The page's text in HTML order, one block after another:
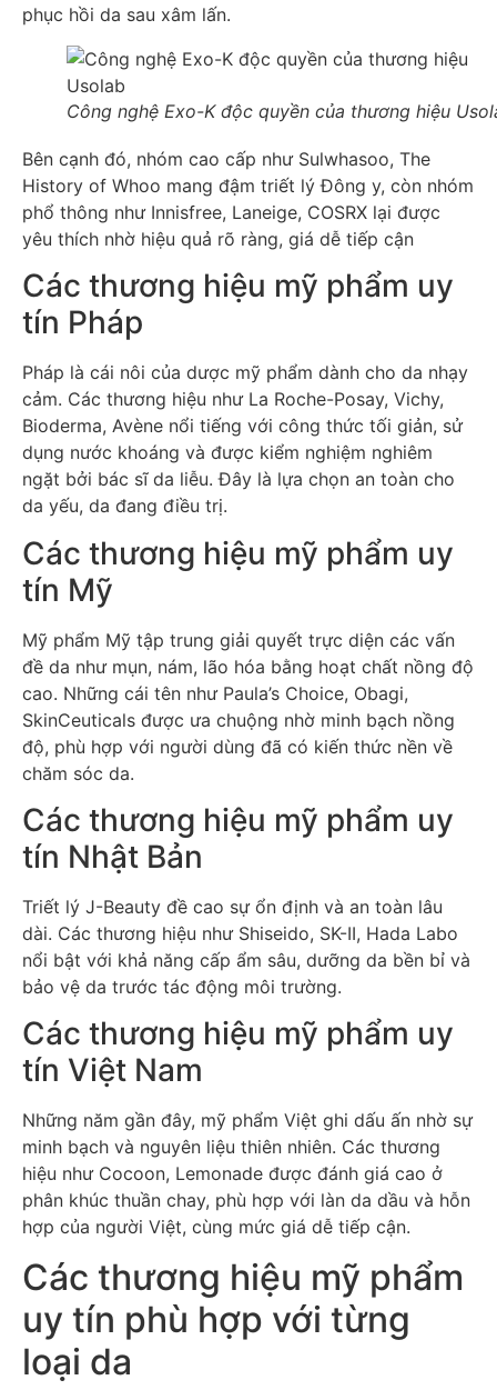
phục hồi da sau xâm lấn.
Công nghệ Exo-K độc quyền của thương hiệu
Bên cạnh đó, nhóm cao cấp như Sulwhasoo, The
History of Whoo mang đậm triết lý Đông y, còn nhóm
phổ thông như Innisfree, Laneige, COSRX lại được
yêu thích nhờ hiệu quả rõ ràng, giá dễ tiếp cận
Các thương hiệu mỹ phẩm uy
tín Pháp
Pháp là cái nôi của dược mỹ phẩm dành cho da nhạy
cảm. Các thương hiệu như La Roche-Posay, Vichy,
Bioderma, Avène nổi tiếng với công thức tối giản, sử
dụng nước khoáng và được kiểm nghiệm nghiêm
ngặt bởi bác sĩ da liễu. Đây là lựa chọn an toàn cho
da yếu, da đang điều trị.
Các thương hiệu mỹ phẩm uy
tín Mỹ
Mỹ phẩm Mỹ tập trung giải quyết trực diện các vấn
đề da như mụn, nám, lão hóa bằng hoạt chất nồng độ
cao. Những cái tên như Paula’s Choice, Obagi,
SkinCeuticals được ưa chuộng nhờ minh bạch nồng
độ, phù hợp với người dùng đã có kiến thức nền về
chăm sóc da.
Các thương hiệu mỹ phẩm uy
tín Nhật Bản
Triết lý J-Beauty đề cao sự ổn định và an toàn lâu
dài. Các thương hiệu như Shiseido, SK-II, Hada Labo
nổi bật với khả năng cấp ẩm sâu, dưỡng da bền bỉ và
bảo vệ da trước tác động môi trường.
Các thương hiệu mỹ phẩm uy
tín Việt Nam
Những năm gần đây, mỹ phẩm Việt ghi dấu ấn nhờ sự
minh bạch và nguyên liệu thiên nhiên. Các thương
hiệu như Cocoon, Lemonade được đánh giá cao ở
phân khúc thuần chay, phù hợp với làn da dầu và hỗn
hợp của người Việt, cùng mức giá dễ tiếp cận.
Các thương hiệu mỹ phẩm
uy tín phù hợp với từng
loại da